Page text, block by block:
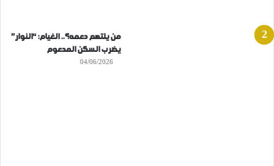
من يلتهم دعمه؟.. الغيام: “النوار”
يضرب السكن المدعوم
04/06/2026